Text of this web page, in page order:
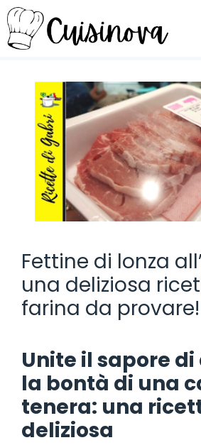
Vai
al
contenuto
Fettine di lonza
una deliziosa
farina da provare!
Unite il sapore
la bontà di una
tenera: una
deliziosa